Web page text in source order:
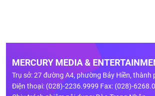
MERCURY MEDIA &
Trụ sở: 27 đường A4, phường Bảy Hiền, thành
Điện thoại: (028)-2236.9999 Fax: (028)-